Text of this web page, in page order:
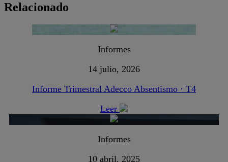
Relacionado
Informes
14 julio, 2026
Informe Trimestral Adecco Absentismo · T4
Leer
Informes
10 abril, 2025